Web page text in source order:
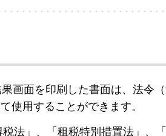
画面を印刷した書面は、法令
使用することができます。
税法」、「租税特別措置法」、